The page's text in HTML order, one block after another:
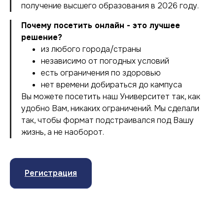
получение высшего образования в 2026 году.
Почему посетить онлайн - это лучшее
решение?
из любого города/страны
независимо от погодных условий
есть ограничения по здоровью
нет времени добираться до кампуса
Вы можете посетить наш Университет так, как
удобно Вам, никаких ограничений. Мы сделали
так, чтобы формат подстраивался под Вашу
жизнь, а не наоборот.
Регистрация